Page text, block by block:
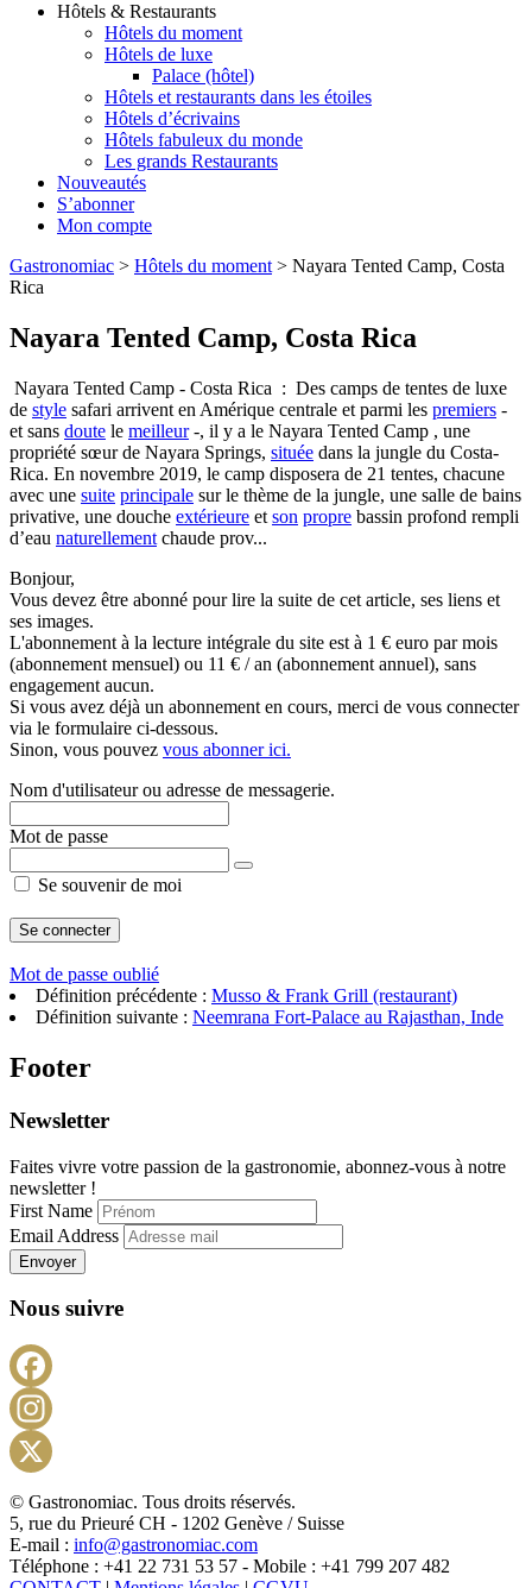
Hôtels & Restaurants
Hôtels du moment
Hôtels de luxe
Palace (hôtel)
Hôtels et restaurants dans les étoiles
Hôtels d’écrivains
Hôtels fabuleux du monde
Les grands Restaurants
Nouveautés
S’abonner
Mon compte
Gastronomiac > Hôtels du moment > Nayara Tented Camp, Costa
Rica
Nayara Tented Camp, Costa Rica
Nayara Tented Camp - Costa Rica : Des camps de tentes de luxe
de style safari arrivent en Amérique centrale et parmi les premiers -
et sans doute le meilleur-, il y a le Nayara Tented Camp , une
propriété sœur de Nayara Springs, située dans la jungle du Costa-
Rica. En novembre 2019, le camp disposera de 21 tentes, chacune
avec une suite principale sur le thème de la jungle, une salle de bains
privative, une douche extérieure et son propre bassin profond rempli
d’eau naturellement chaude prov...
Bonjour,
Vous devez être abonné pour lire la suite de cet article, ses liens et
ses images.
L'abonnement à la lecture intégrale du site est à 1 € euro par mois
(abonnement mensuel) ou 11 € / an (abonnement annuel), sans
engagement aucun.
Si vous avez déjà un abonnement en cours, merci de vous connecter
via le formulaire ci-dessous.
Sinon, vous pouvez vous abonner ici.
Nom d'utilisateur ou adresse de messagerie.
Mot de passe
Se souvenir de moi
Mot de passe oublié
Définition précédente : Musso & Frank Grill (restaurant)
Définition suivante : Neemrana Fort-Palace au Rajasthan, Inde
Footer
Newsletter
Faites vivre votre passion de la gastronomie, abonnez-vous à notre
newsletter !
First Name
Email Address
Envoyer
Nous suivre
X
© Gastronomiac. Tous droits réservés.
5, rue du Prieuré CH - 1202 Genève / Suisse
E-mail : info@gastronomiac.com
Téléphone : +41 22 731 53 57 - Mobile : +41 799 207 482